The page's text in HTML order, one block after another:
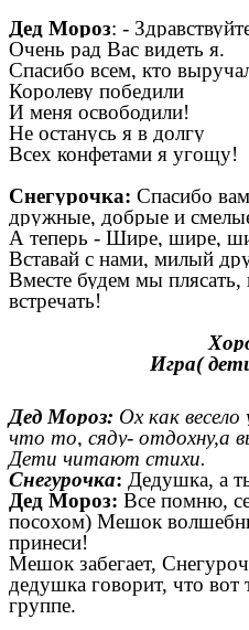
Дед Мороз: -
Очень рад Вас видеть я.
Спасибо всем, кто
Королеву победили
И меня освободили!
Не останусь я в долгу
Всех конфетами я угощу!
Снегурочка: Спасибо
дружные, добрые и
А теперь - Шире, шире,
Вставай с нами, милый
Вместе будем мы плясать,
встречать!
Игра(
Дед Мороз: Ох как
что то, сяду- отдохну,а
Дети читают стихи.
Снегурочка: Дедушка, а
Дед Мороз: Все помню,
посохом) Мешок
принеси!
Мешок забегает,
дедушка говорит, что вот
группе.